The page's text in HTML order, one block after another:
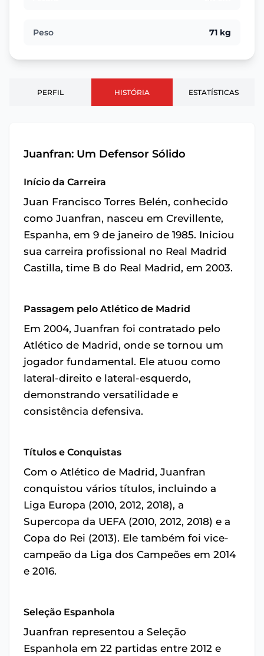
Peso 71 kg
PERFIL HISTÓRIA ESTATÍSTICAS
Juanfran: Um Defensor Sólido
Início da Carreira
Juan Francisco Torres Belén, conhecido
como Juanfran, nasceu em Crevillente,
Espanha, em 9 de janeiro de 1985. Iniciou
sua carreira profissional no Real Madrid
Castilla, time B do Real Madrid, em 2003.
Passagem pelo Atlético de Madrid
Em 2004, Juanfran foi contratado pelo
Atlético de Madrid, onde se tornou um
jogador fundamental. Ele atuou como
lateral-direito e lateral-esquerdo,
demonstrando versatilidade e
consistência defensiva.
Títulos e Conquistas
Com o Atlético de Madrid, Juanfran
conquistou vários títulos, incluindo a
Liga Europa (2010, 2012, 2018), a
Supercopa da UEFA (2010, 2012, 2018) e a
Copa do Rei (2013). Ele também foi vice-
campeão da Liga dos Campeões em 2014
e 2016.
Seleção Espanhola
Juanfran representou a Seleção
Espanhola em 22 partidas entre 2012 e